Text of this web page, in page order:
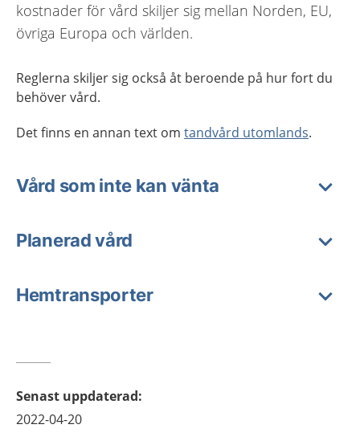
kostnader för vård skiljer sig mellan Norden, EU,
övriga Europa och världen.
Reglerna skiljer sig också åt beroende på hur fort du
behöver vård.
Det finns en annan text om tandvård utomlands.
Vård som inte kan vänta
Planerad vård
Hemtransporter
Senast uppdaterad:
2022-04-20